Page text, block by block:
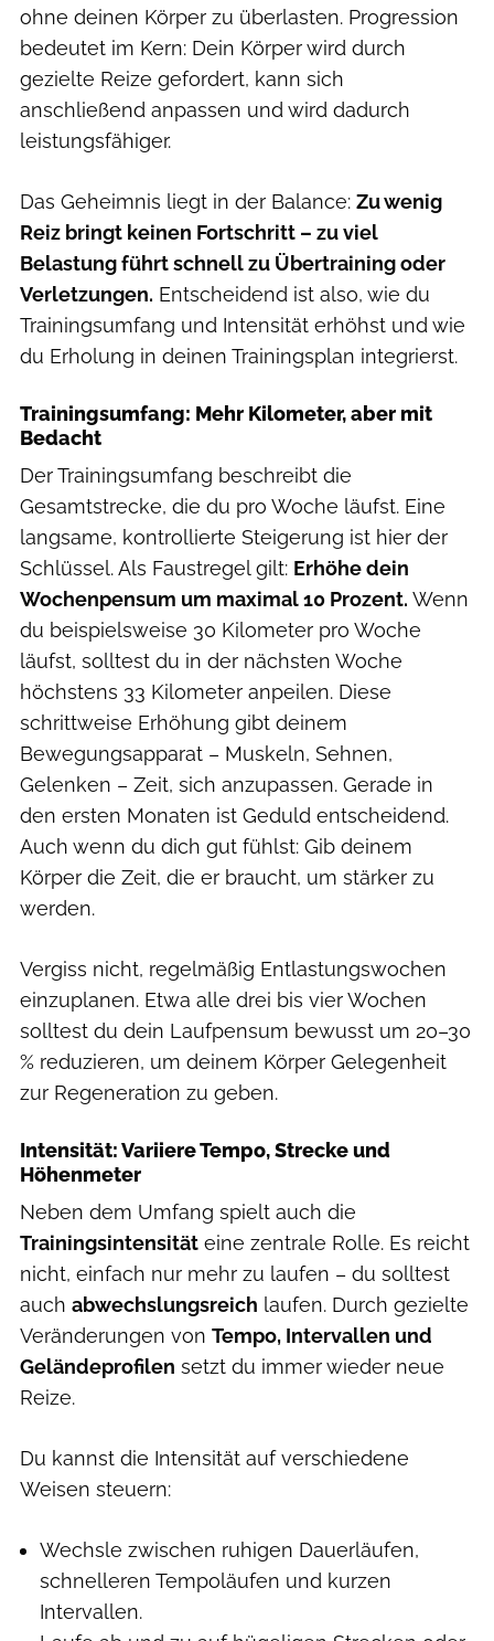
ohne deinen Körper zu überlasten. Progression
bedeutet im Kern: Dein Körper wird durch
gezielte Reize gefordert, kann sich
anschließend anpassen und wird dadurch
leistungsfähiger.
Das Geheimnis liegt in der Balance: Zu wenig
Reiz bringt keinen Fortschritt – zu viel
Belastung führt schnell zu Übertraining oder
Verletzungen. Entscheidend ist also, wie du
Trainingsumfang und Intensität erhöhst und wie
du Erholung in deinen Trainingsplan integrierst.
Trainingsumfang: Mehr Kilometer, aber mit
Bedacht
Der Trainingsumfang beschreibt die
Gesamtstrecke, die du pro Woche läufst. Eine
langsame, kontrollierte Steigerung ist hier der
Schlüssel. Als Faustregel gilt: Erhöhe dein
Wochenpensum um maximal 10 Prozent. Wenn
du beispielsweise 30 Kilometer pro Woche
läufst, solltest du in der nächsten Woche
höchstens 33 Kilometer anpeilen. Diese
schrittweise Erhöhung gibt deinem
Bewegungsapparat – Muskeln, Sehnen,
Gelenken – Zeit, sich anzupassen. Gerade in
den ersten Monaten ist Geduld entscheidend.
Auch wenn du dich gut fühlst: Gib deinem
Körper die Zeit, die er braucht, um stärker zu
werden.
Vergiss nicht, regelmäßig Entlastungswochen
einzuplanen. Etwa alle drei bis vier Wochen
solltest du dein Laufpensum bewusst um 20–30
% reduzieren, um deinem Körper Gelegenheit
zur Regeneration zu geben.
Intensität: Variiere Tempo, Strecke und
Höhenmeter
Neben dem Umfang spielt auch die
Trainingsintensität eine zentrale Rolle. Es reicht
nicht, einfach nur mehr zu laufen – du solltest
auch abwechslungsreich laufen. Durch gezielte
Veränderungen von Tempo, Intervallen und
Geländeprofilen setzt du immer wieder neue
Reize.
Du kannst die Intensität auf verschiedene
Weisen steuern:
Wechsle zwischen ruhigen Dauerläufen,
schnelleren Tempoläufen und kurzen
Intervallen.